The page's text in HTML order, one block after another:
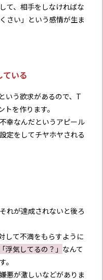
て、相手をしなければな
さい」という感情が生ま
いる
いう欲求があるので、T
を作ります。
幸なんだというアピール
定をしてチヤホヤされる
れが達成されないと後ろ
して不満をもらすように
「浮気してるの？」 なんて
。
悪が激しいなどがありま